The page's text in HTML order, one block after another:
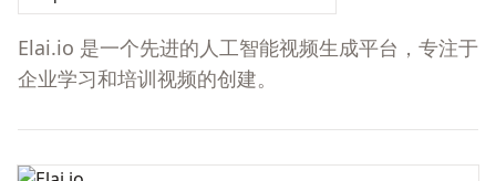
Elai.io 是一个先进的人工智能视频生成平台，专注于
企业学习和培训视频的创建。